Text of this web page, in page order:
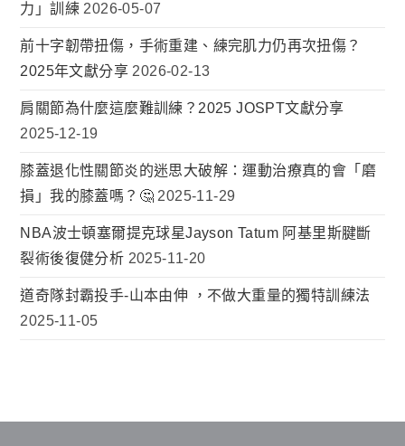
力」訓練 2026-05-07
前十字韌帶扭傷，手術重建、練完肌力仍再次扭傷？
2025年文獻分享 2026-02-13
肩關節為什麼這麼難訓練？2025 JOSPT文獻分享
2025-12-19
膝蓋退化性關節炎的迷思大破解：運動治療真的會「磨
損」我的膝蓋嗎？🤔 2025-11-29
NBA波士頓塞爾提克球星Jayson Tatum 阿基里斯腱斷
裂術後復健分析 2025-11-20
道奇隊封霸投手-山本由伸 ，不做大重量的獨特訓練法
2025-11-05